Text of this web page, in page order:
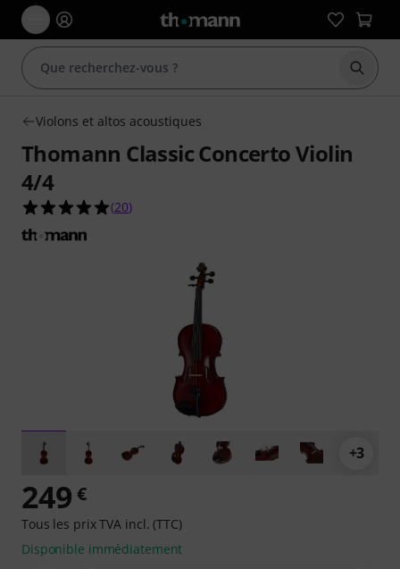
Violons et altos acoustiques
Thomann Classic Concerto Violin
4/4
5.0 étoiles sur 5 d'après 20 évaluations clients
(20)
+3
249 €
Tous les prix TVA incl. (TTC)
Disponible immédiatement